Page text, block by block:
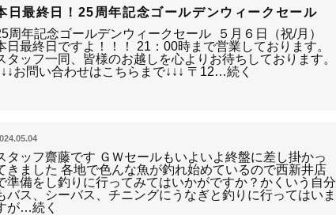
日最終日！25周年記念ゴールデンウィークセール
周年記念ゴールデンウィークセール ５月６日（祝/月）
日最終日ですよ！！！ 21：00時まで営業しております。
タッフ一同、皆様のお越しを心よりお待ちしております。
お問い合わせはこちらまで↓↓↓ 〒12…続く
タッフ齋藤です ＧＷセールもいよいよ終盤に差し掛かっ
きました 各地で色んな魚が釣れ始めているので西新井店
準備をし釣りに行ってみてはいかがですか？かくいう自分
バス、シーバス、チニングにうなぎと釣りに行ってはいま
が…続く